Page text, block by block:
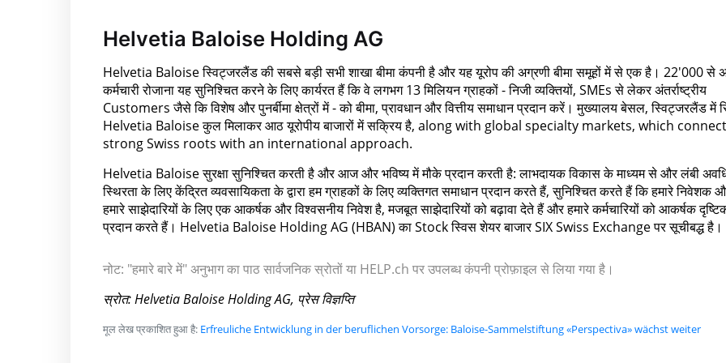
Helvetia Baloise Holding AG
Helvetia Baloise स्विट्जरलैंड की सबसे बड़ी सभी शाखा बीमा कंपनी है और यह यूरोप की अग्रणी बीमा समूहों में से एक है। 22'000 से
कर्मचारी रोजाना यह सुनिश्चित करने के लिए कार्यरत हैं कि वे लगभग 13 मिलियन ग्राहकों - निजी व्यक्तियों, SMEs से लेकर अंतर्राष्ट्रीय
Customers जैसे कि विशेष और पुनर्बीमा क्षेत्रों में - को बीमा, प्रावधान और वित्तीय समाधान प्रदान करें। मुख्यालय बेसल, स्विट्जरलैंड में
Helvetia Baloise कुल मिलाकर आठ यूरोपीय बाजारों में सक्रिय है, along with global specialty markets, which
strong Swiss roots with an international approach.
Helvetia Baloise सुरक्षा सुनिश्चित करती है और आज और भविष्य में मौके प्रदान करती है: लाभदायक विकास के माध्यम से और लंबी
स्थिरता के लिए केंद्रित व्यवसायिकता के द्वारा हम ग्राहकों के लिए व्यक्तिगत समाधान प्रदान करते हैं, सुनिश्चित करते हैं कि हमारे निवेशक
हमारे साझेदारियों के लिए एक आकर्षक और विश्वसनीय निवेश है, मजबूत साझेदारियों को बढ़ावा देते हैं और हमारे कर्मचारियों को आकर्षक
प्रदान करते हैं। Helvetia Baloise Holding AG (HBAN) का Stock स्विस शेयर बाजार SIX Swiss Exchange पर सूचीबद्ध है।
नोट: "हमारे बारे में" अनुभाग का पाठ सार्वजनिक स्रोतों या HELP.ch पर उपलब्ध कंपनी प्रोफ़ाइल से लिया गया है।
स्रोत: Helvetia Baloise Holding AG, प्रेस विज्ञप्ति
मूल लेख प्रकाशित हुआ है: Erfreuliche Entwicklung in der beruflichen Vorsorge: Baloise-Sammelstiftung «Perspectiva» wächst weiter